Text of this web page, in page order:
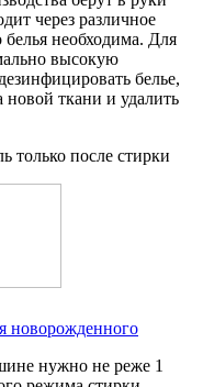
через различное
белья необходима. Для
высокую
белье,
новой ткани и удалить
только после стирки
новорожденного
нужно не реже 1